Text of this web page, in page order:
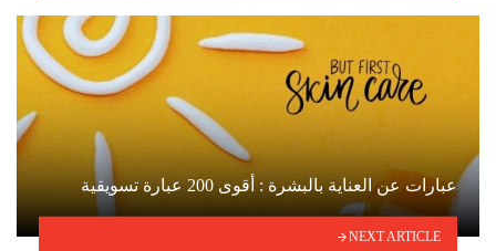
عبارات عن العناية بالبشرة : أقوى 200 عبارة تسويقية
NEXT ARTICLE